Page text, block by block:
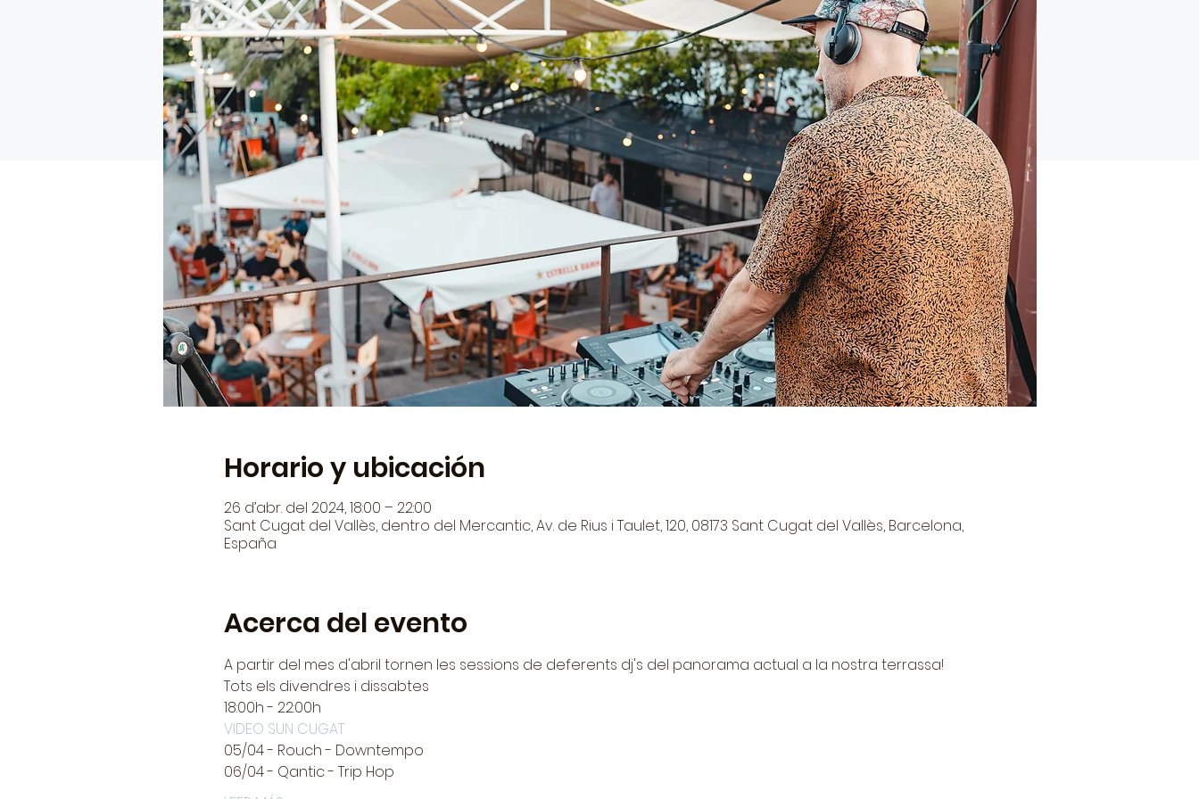
Horario y ubicación
26 d’abr. del 2024, 18:00 – 22:00
Sant Cugat del Vallès, dentro del Mercantic, Av. de Rius i Taulet, 120, 08173 Sant Cugat del Vallès, Barcelona,
España
Acerca del evento
A partir del mes d'abril tornen les sessions de deferents dj's del panorama actual a la nostra terrassa!
Tots els divendres i dissabtes
18:00h - 22:00h
VIDEO SUN CUGAT
05/04 - Rouch - Downtempo
06/04 - Qantic - Trip Hop